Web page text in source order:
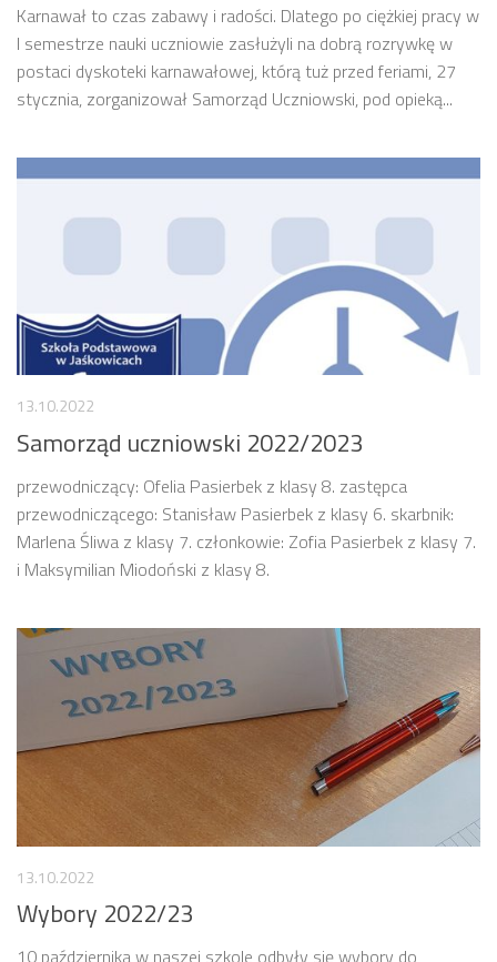
Karnawał to czas zabawy i radości. Dlatego po ciężkiej pracy w
I semestrze nauki uczniowie zasłużyli na dobrą rozrywkę w
postaci dyskoteki karnawałowej, którą tuż przed feriami, 27
stycznia, zorganizował Samorząd Uczniowski, pod opieką...
13.10.2022
Samorząd uczniowski 2022/2023
przewodniczący: Ofelia Pasierbek z klasy 8. zastępca
przewodniczącego: Stanisław Pasierbek z klasy 6. skarbnik:
Marlena Śliwa z klasy 7. członkowie: Zofia Pasierbek z klasy 7.
i Maksymilian Miodoński z klasy 8.
13.10.2022
Wybory 2022/23
10 października w naszej szkole odbyły się wybory do